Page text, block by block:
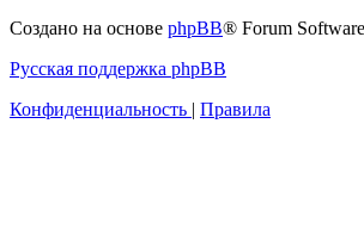
Создано на основе phpBB® Forum
Русская поддержка phpBB
Конфиденциальность | Правила